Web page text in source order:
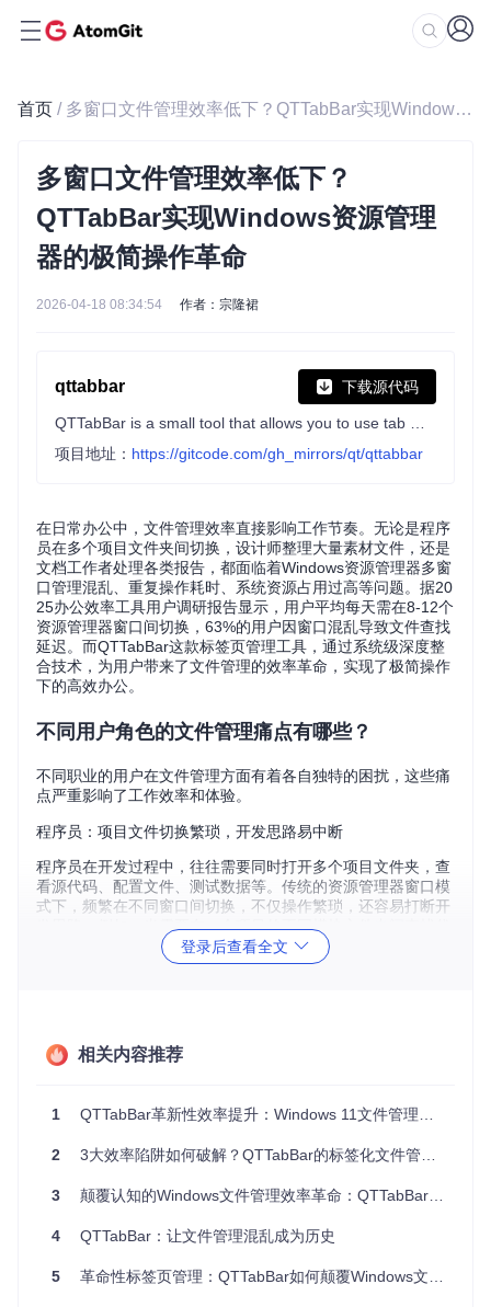
首页 / 多窗口文件管理效率低下？QTTabBar实现Windows资源管理器的极简操作革命
多窗口文件管理效率低下？
QTTabBar实现Windows资源管理
器的极简操作革命
2026-04-18 08:34:54 作者：宗隆裙
qttabbar 下载源代码
项目地址： https://gitcode.com/gh_mirrors/qt/qttabbar
在日常办公中，文件管理效率直接影响工作节奏。无论是程序
员在多个项目文件夹间切换，设计师整理大量素材文件，还是
文档工作者处理各类报告，都面临着Windows资源管理器多窗
口管理混乱、重复操作耗时、系统资源占用过高等问题。据20
25办公效率工具用户调研报告显示，用户平均每天需在8-12个
资源管理器窗口间切换，63%的用户因窗口混乱导致文件查找
延迟。而QTTabBar这款标签页管理工具，通过系统级深度整
合技术，为用户带来了文件管理的效率革命，实现了极简操作
下的高效办公。
不同用户角色的文件管理痛点有哪些？
不同职业的用户在文件管理方面有着各自独特的困扰，这些痛
点严重影响了工作效率和体验。
程序员：项目文件切换繁琐，开发思路易中断
程序员在开发过程中，往往需要同时打开多个项目文件夹，查
看源代码、配置文件、测试数据等。传统的资源管理器窗口模
式下，频繁在不同窗口间切换，不仅操作繁琐，还容易打断开
发思路。例如，当需要在一个项目的不同模块文件夹间查找代
码时，多个窗口的切换会让程序员难以快速定位所需文件，平
均每次切换花费的时间约3-5秒，一天下来累计耗时可观。
文件通常按项目、类型等进行分类存放。然而，传统的文件夹
找某个特定尺寸或格式的图片时，往往需要逐个窗口查看，极
文档工作者经常需要处理多个版本的文档，如报告的初稿、修
改稿、终稿等。在传统的文件管理模式下，这些不同版本的文
档可能存放在不同的文件夹或窗口中，很容易出现混淆。当需
要对比不同版本的内容或查找某个特定版本时，需要在多个窗
口中来回切换和查找，不仅浪费时间，还可能因为操作失误导
登录后查看全文
相关内容推荐
1 QTTabBar革新性效率提升：Windows 11文件管理解决方案
2 3大效率陷阱如何破解？QTTabBar的标签化文件管理革命
3 颠覆认知的Windows文件管理效率革命：QTTabBar如何重塑办公提效新范式
4 QTTabBar：让文件管理混乱成为历史
5 革命性标签页管理：QTTabBar如何颠覆Windows文件管理体验